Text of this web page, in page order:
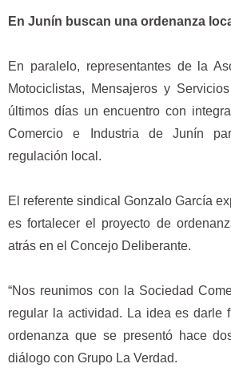
En Junín buscan una ordenanza
En paralelo, representantes de la
Motociclistas, Mensajeros y
últimos días un encuentro con
Comercio e Industria de Junín
regulación local.
El referente sindical Gonzalo García
es fortalecer el proyecto de
atrás en el Concejo Deliberante.
“Nos reunimos con la Sociedad
regular la actividad. La idea es darle
ordenanza que se presentó hace
diálogo con Grupo La Verdad.